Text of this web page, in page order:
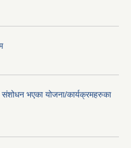
भएका योजना/कार्यक्रमहरुका